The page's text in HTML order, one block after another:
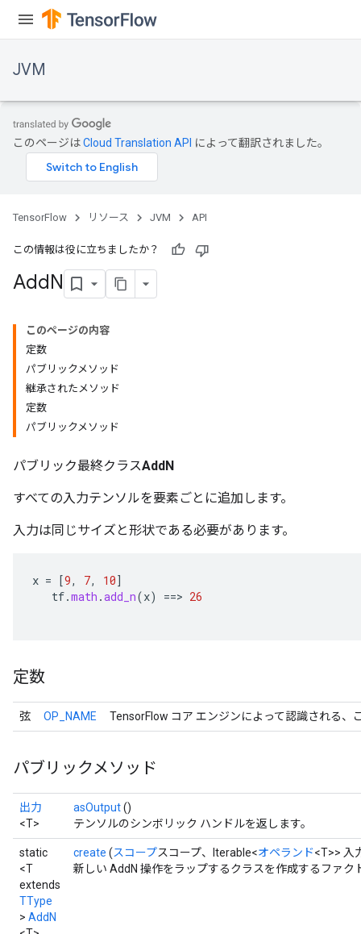
JVM
このページはCloud Translation API によって翻訳されました。
TensorFlow リソース JVM API
この情報は役に立ちましたか？
AddN
このページの内容
定数
パブリックメソッド
継承されたメソッド
定数
パブリックメソッド
パブリック最終クラスAddN
すべての入力テンソルを要素ごとに追加します。
入力は同じサイズと形状である必要があります。
x = [9, 7, 10]
tf.math .add_n(x) ==> 26
定数
弦 OP_NAME TensorFlow コア エンジンによって認識される、
パブリックメソッド
出力
<T>
asOutput()
テンソルのシンボリック ハンドルを返します。
static
<T
extends
TType
> AddN
create (スコープスコープ、Iterable<オペランド<T>> 入
新しい AddN 操作をラップするクラスを作成するファク